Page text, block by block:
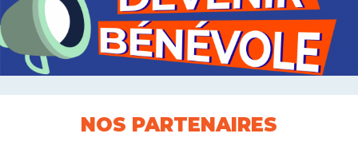
NOS PARTENAIRES